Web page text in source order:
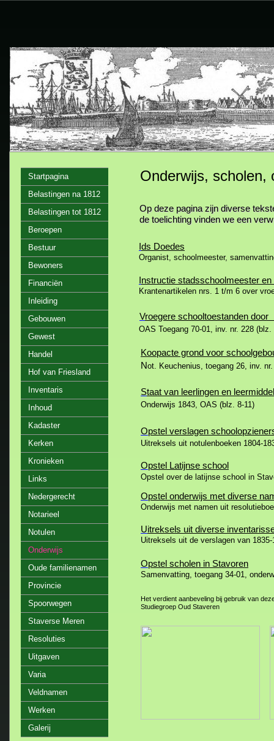
Startpagina
Belastingen na 1812
Belastingen tot 1812
Beroepen
Bestuur
Bewoners
Financiën
Inleiding
Gebouwen
Gewest
Handel
Hof van Friesland
Inventaris
Inhoud
Kadaster
Kerken
Kronieken
Links
Nedergerecht
Notarieel
Notulen
Onderwijs
Oude familienamen
Provincie
Spoorwegen
Staverse Meren
Resoluties
Uitgaven
Varia
Veldnamen
Werken
Galerij
Onderwijs, scholen,
Op deze pagina zijn diverse
de toelichting vinden we een
Ids Doedes
Organist, schoolmeester,
Instructie stadsschoolmeester
Krantenartikelen nrs. 1 t/m 6 over
Vroegere schooltoestanden
OAS Toegang 70-01, inv. nr. 228 (blz.
Koopacte grond voor
Not. Keuchenius, toegang 26, inv.
Staat van leerlingen en
Onderwijs 1843, OAS (blz. 8-11)
Opstel verslagen
Uitreksels uit notulenboeken 1804-
Opstel Latijnse school
Opstel over de latijnse school in
Opstel onderwijs met diverse
Onderwijs met namen uit
Uitreksels uit diverse
Uitreksels uit de verslagen van
Opstel scholen in Stavoren
Samenvatting, toegang 34-01,
Het verdient aanbeveling bij gebruik van
Studiegroep Oud Staveren